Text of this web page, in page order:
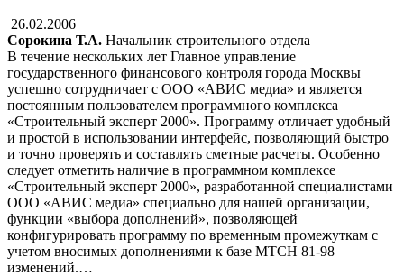
26.02.2006
Сорокина Т.А. Начальник строительного отдела
В течение нескольких лет Главное управление
государственного финансового контроля города Москвы
успешно сотрудничает с ООО «АВИС медиа» и является
постоянным пользователем программного комплекса
«Строительный эксперт 2000». Программу отличает удобный
и простой в использовании интерфейс, позволяющий быстро
и точно проверять и составлять сметные расчеты. Особенно
следует отметить наличие в программном комплексе
«Строительный эксперт 2000», разработанной специалистами
ООО «АВИС медиа» специально для нашей организации,
функции «выбора дополнений», позволяющей
конфигурировать программу по временным промежуткам с
учетом вносимых дополнениями к базе МТСН 81-98
изменений.…